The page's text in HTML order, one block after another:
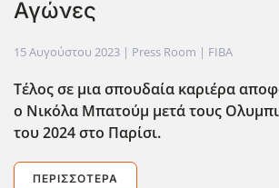
Αγώνες
15 Αυγούστου 2023 | Press Room | FIBA
Τέλος σε μια σπουδαία καριέρα
ο Νικόλα Μπατούμ μετά τους
του 2024 στο Παρίσι.
ΠΕΡΙΣΣΌΤΕΡΑ